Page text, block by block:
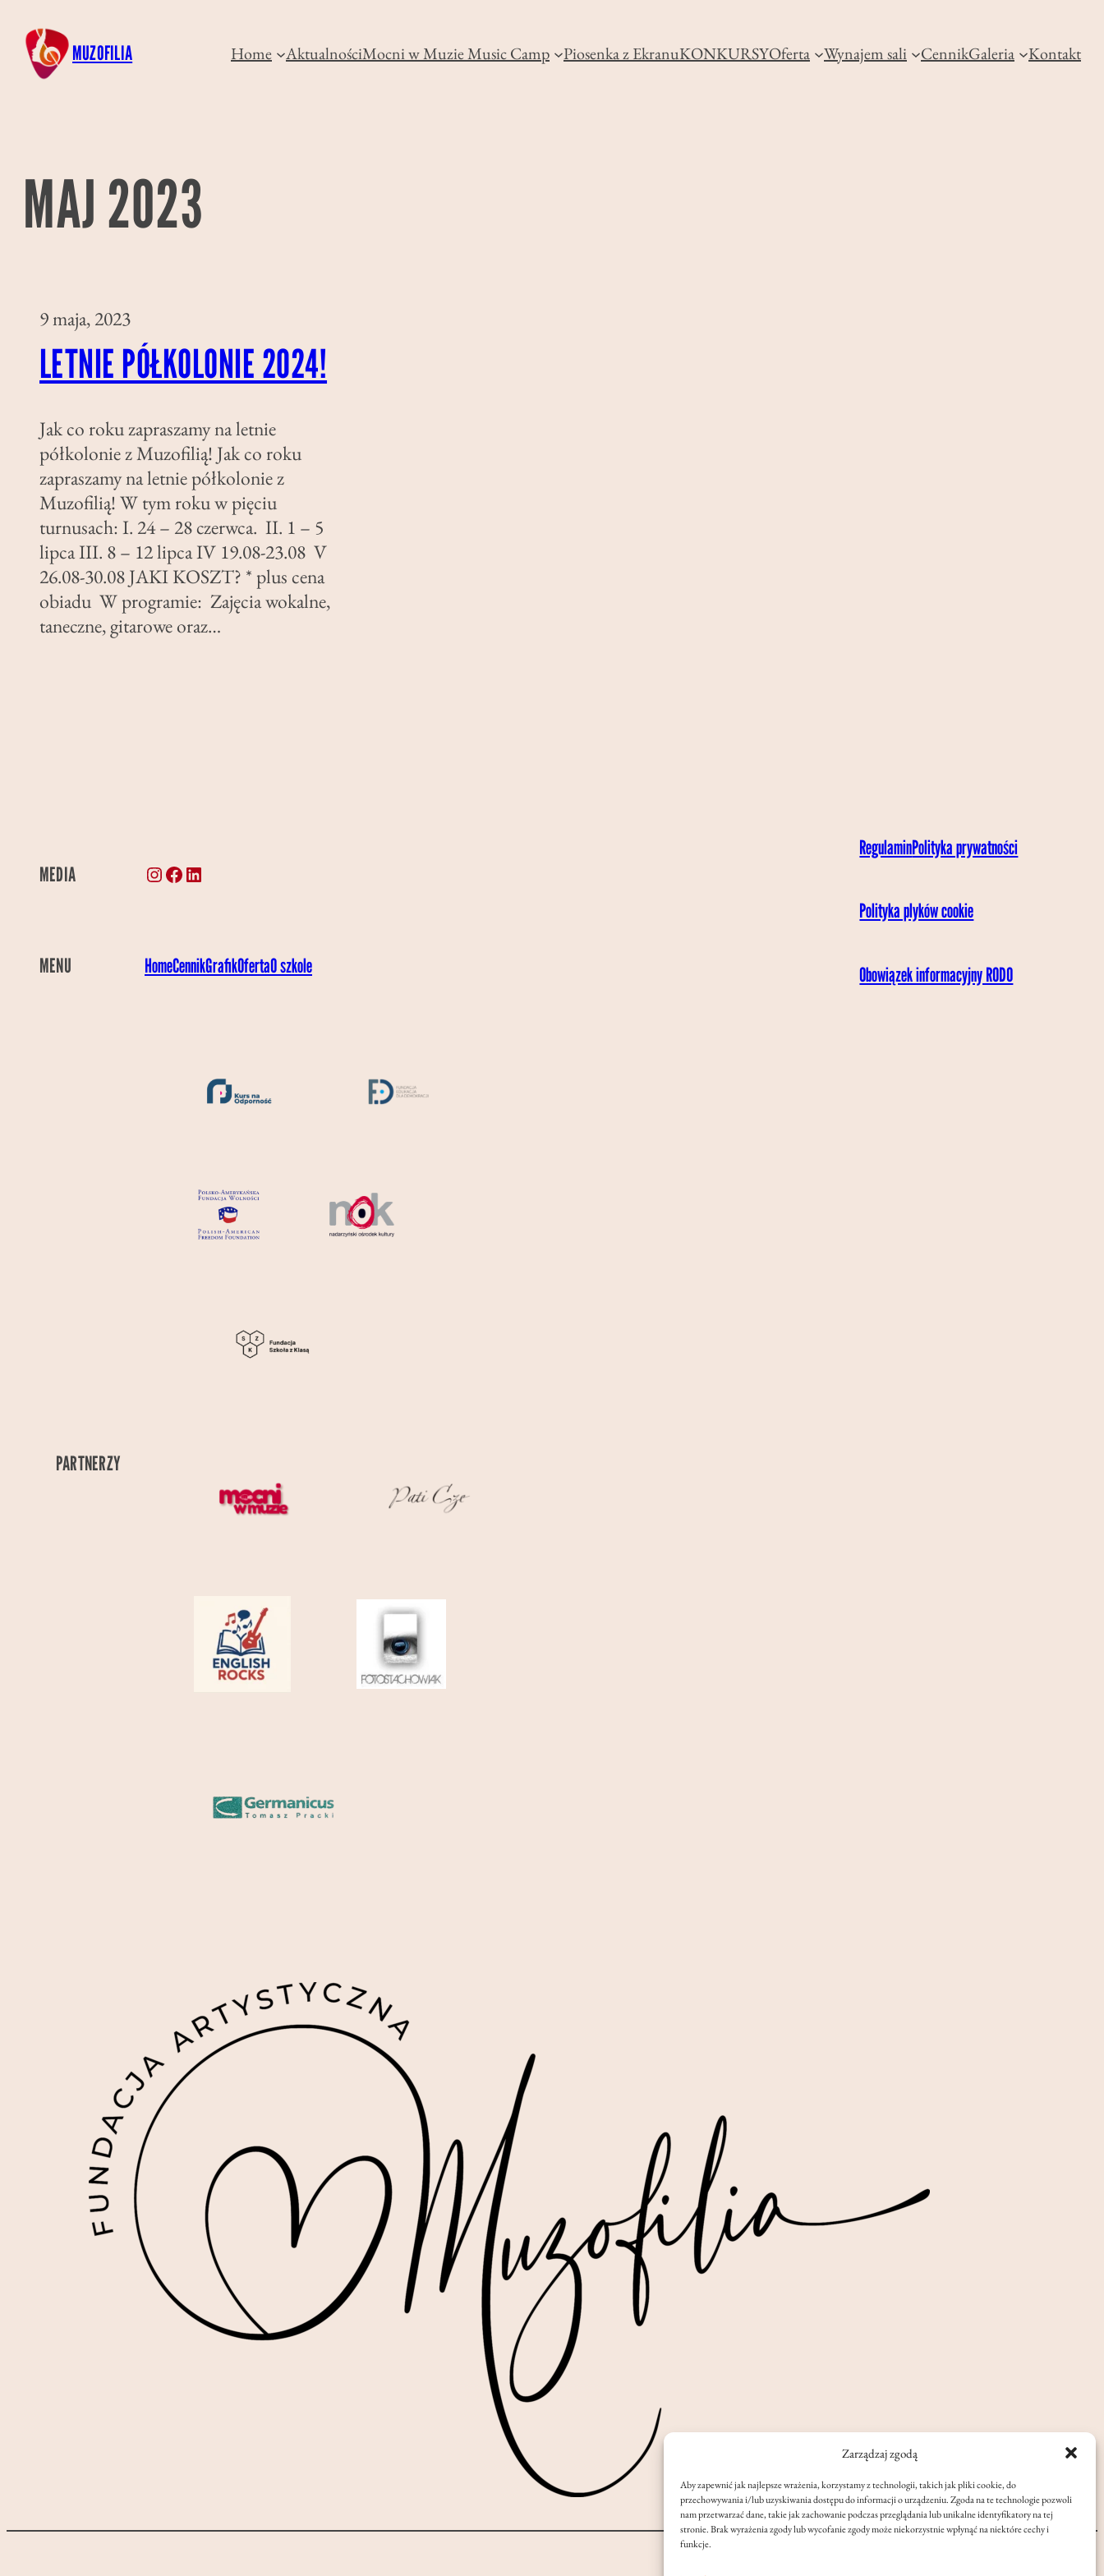
Zarządzaj zgodą
Aby zapewnić jak najlepsze wrażenia, korzystamy z technologii, takich jak pliki cookie, do
przechowywania i/lub uzyskiwania dostępu do informacji o urządzeniu. Zgoda na te technologie pozwoli
nam przetwarzać dane, takie jak zachowanie podczas przeglądania lub unikalne identyfikatory na tej
stronie. Brak wyrażenia zgody lub wycofanie zgody może niekorzystnie wpłynąć na niektóre cechy i
funkcje.
treści
MUZOFILIA Home AktualnościMocni w Muzie Music Camp Piosenka z EkranuKONKURSYOferta Wynajem sali CennikGaleria Kontakt
MAJ 2023
9 maja, 2023
LETNIE PÓŁKOLONIE 2024!
Jak co roku zapraszamy na letnie
półkolonie z Muzofilią! Jak co roku
zapraszamy na letnie półkolonie z
Muzofilią! W tym roku w pięciu
turnusach: I. 24 – 28 czerwca. II. 1 – 5
lipca III. 8 – 12 lipca IV 19.08-23.08 V
26.08-30.08 JAKI KOSZT? * plus cena
obiadu W programie: Zajęcia wokalne,
taneczne, gitarowe oraz…
MEDIA Instagram Facebook LinkedIn
MENU HomeCennikGrafikOfertaO szkole
PARTNERZY
RegulaminPolityka prywatności
Polityka plyków cookie
Obowiązek informacyjny RODO